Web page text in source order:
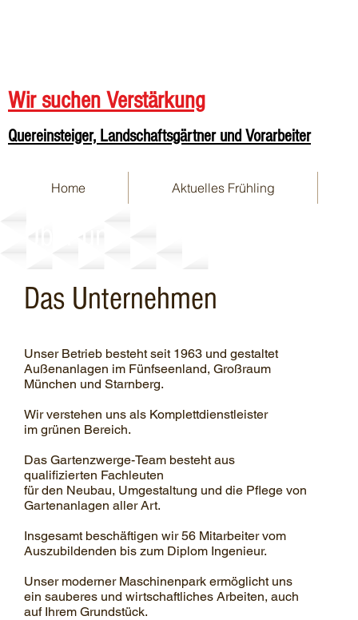
Wir suchen Verstärkung
Quereinsteiger, Landschaftsgärtner und Vorarbeiter
Home Aktuelles Frühling
Das Unternehmen
Unser Betrieb besteht seit 1963 und gestaltet
Außenanlagen im Fünfseenland, Großraum
München und Starnberg.
Wir verstehen uns als Komplettdienstleister
im grünen Bereich.
Das Gartenzwerge-Team besteht aus
qualifizierten Fachleuten
für den Neubau, Umgestaltung und die Pflege von
Gartenanlagen aller Art.
Insgesamt beschäftigen wir 56 Mitarbeiter vom
Auszubildenden bis zum Diplom Ingenieur.
Unser moderner Maschinenpark ermöglicht uns
ein sauberes und wirtschaftliches Arbeiten, auch
auf Ihrem Grundstück.